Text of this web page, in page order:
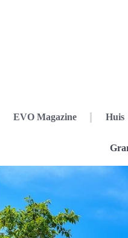
EVO Magazine Huis